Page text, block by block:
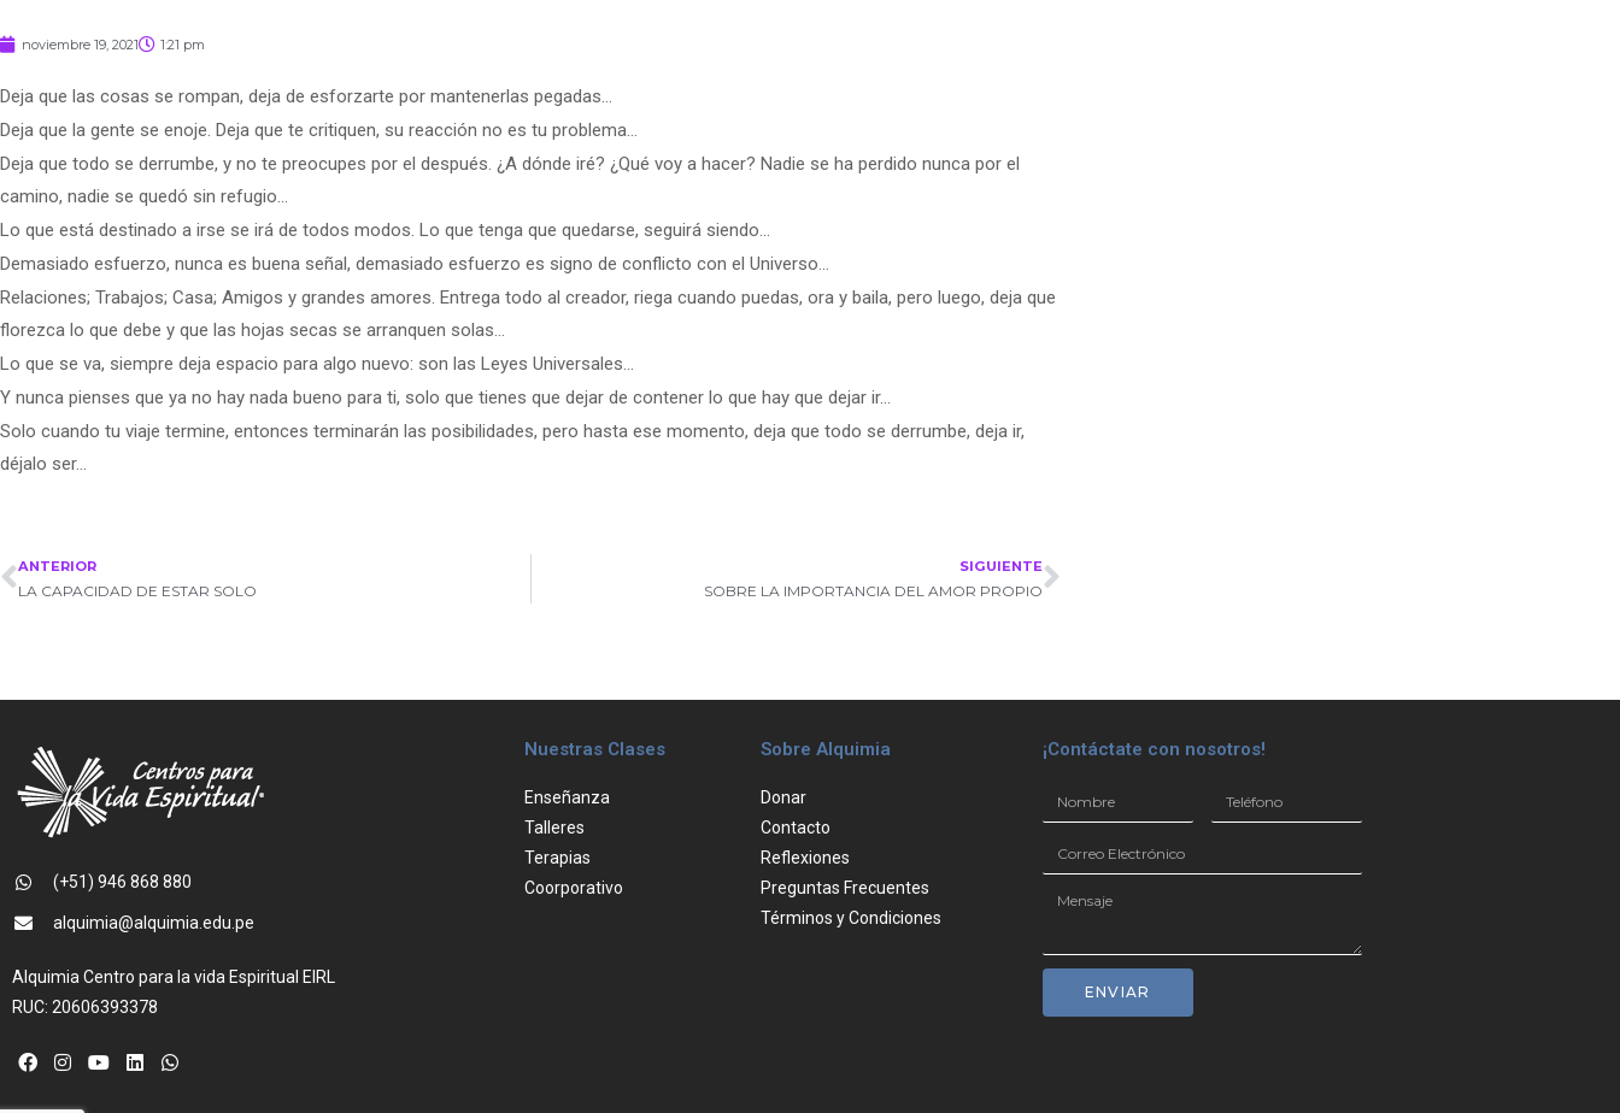
noviembre 19, 2021 1:21 pm
Deja que las cosas se rompan, deja de esforzarte por mantenerlas pegadas…
Deja que la gente se enoje. Deja que te critiquen, su reacción no es tu problema…
Deja que todo se derrumbe, y no te preocupes por el después. ¿A dónde iré? ¿Qué voy a hacer? Nadie se ha perdido nunca por el
camino, nadie se quedó sin refugio…
Lo que está destinado a irse se irá de todos modos. Lo que tenga que quedarse, seguirá siendo…
Demasiado esfuerzo, nunca es buena señal, demasiado esfuerzo es signo de conflicto con el Universo…
Relaciones; Trabajos; Casa; Amigos y grandes amores. Entrega todo al creador, riega cuando puedas, ora y baila, pero luego, deja que
florezca lo que debe y que las hojas secas se arranquen solas…
Lo que se va, siempre deja espacio para algo nuevo: son las Leyes Universales…
Y nunca pienses que ya no hay nada bueno para ti, solo que tienes que dejar de contener lo que hay que dejar ir…
Solo cuando tu viaje termine, entonces terminarán las posibilidades, pero hasta ese momento, deja que todo se derrumbe, deja ir,
déjalo ser…
ANTERIOR
LA CAPACIDAD DE ESTAR SOLO
SIGUIENTE
SOBRE LA IMPORTANCIA DEL AMOR PROPIO
(+51) 946 868 880
alquimia@alquimia.edu.pe
Alquimia Centro para la vida Espiritual EIRL
RUC: 20606393378
Nuestras Clases
Enseñanza
Talleres
Terapias
Coorporativo
Sobre Alquimia
Donar
Contacto
Reflexiones
Preguntas Frecuentes
Términos y Condiciones
¡Contáctate con nosotros!
ENVIAR